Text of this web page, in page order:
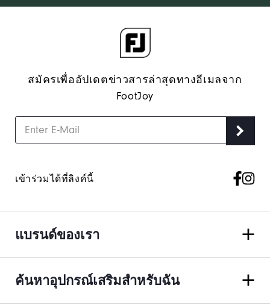
สมัครเพื่ออัปเดตข่าวสารล่าสุดทางอีเมลจาก
FootJoy
เข้าร่วมได้ที่ลิงค์นี้
แบรนด์ของเรา
ค้นหาอุปกรณ์เสริมสำหรับฉัน